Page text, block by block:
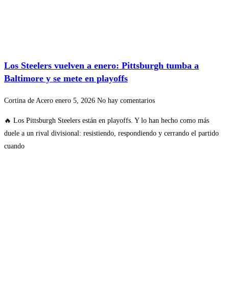
Los Steelers vuelven a enero: Pittsburgh tumba a
Baltimore y se mete en playoffs
Cortina de Acero enero 5, 2026 No hay comentarios
🔥 Los Pittsburgh Steelers están en playoffs. Y lo han hecho como más
duele a un rival divisional: resistiendo, respondiendo y cerrando el partido
cuando